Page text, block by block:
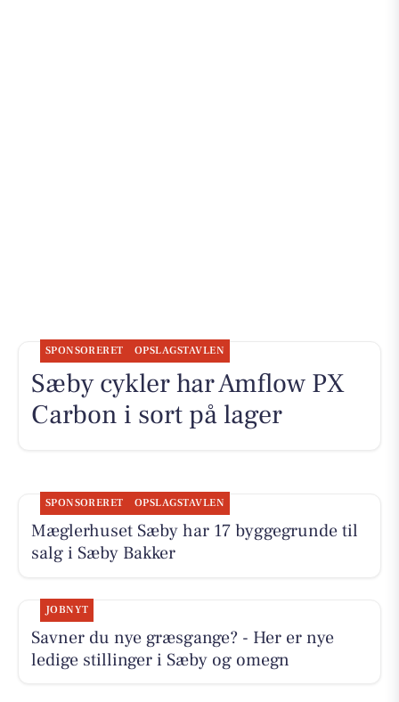
SPONSORERET OPSLAGSTAVLEN
Sæby cykler har Amflow PX
Carbon i sort på lager
SPONSORERET OPSLAGSTAVLEN
Mæglerhuset Sæby har 17 byggegrunde til
salg i Sæby Bakker
JOBNYT
Savner du nye græsgange? - Her er nye
ledige stillinger i Sæby og omegn